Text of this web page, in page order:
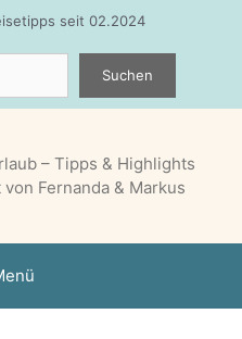
seit 02.2024
Suchen
– Tipps & Highlights
Fernanda & Markus